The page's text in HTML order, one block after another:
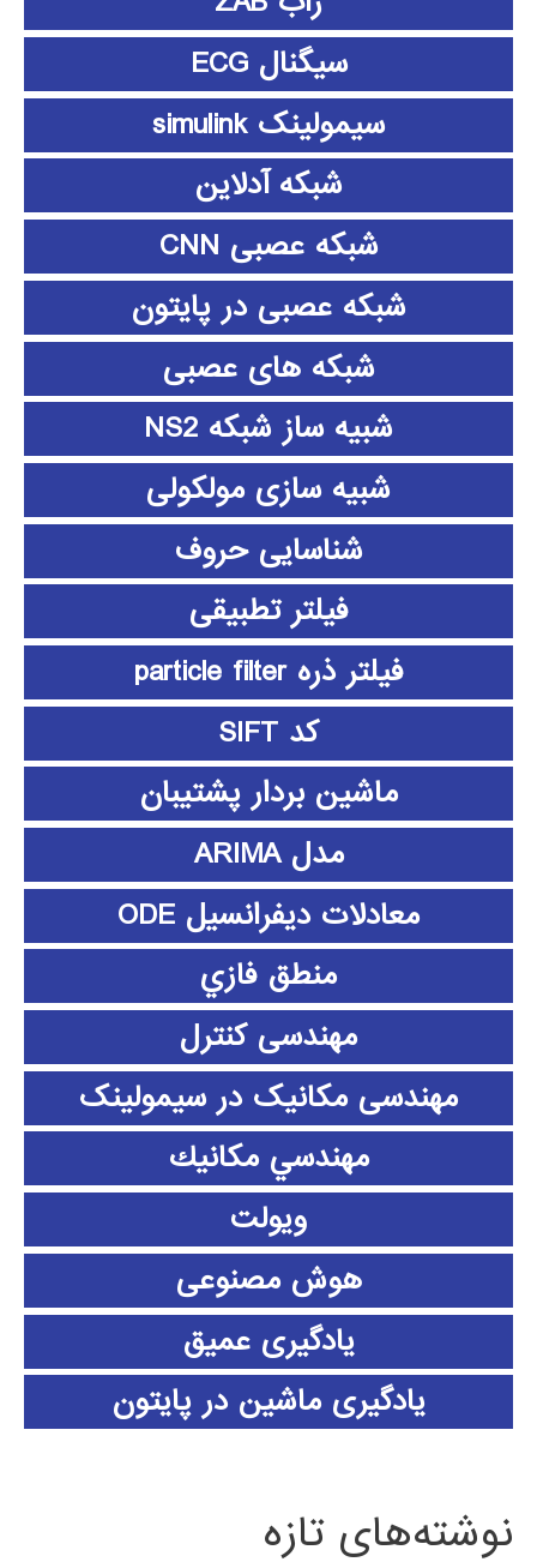
سیگنال ECG
سیمولینک simulink
شبکه آدلاین
شبکه عصبی CNN
شبکه عصبی در پایتون
شبکه های عصبی
شبیه ساز شبکه NS2
شبیه سازی مولکولی
شناسایی حروف
فیلتر تطبیقی
فیلتر ذره particle filter
کد SIFT
ماشین بردار پشتیبان
مدل ARIMA
معادلات دیفرانسیل ODE
منطق فازي
مهندسی کنترل
مهندسی مکانیک در سیمولینک
مهندسي مكانيك
ویولت
هوش مصنوعی
یادگیری عمیق
یادگیری ماشین در پایتون
نوشته‌های تازه